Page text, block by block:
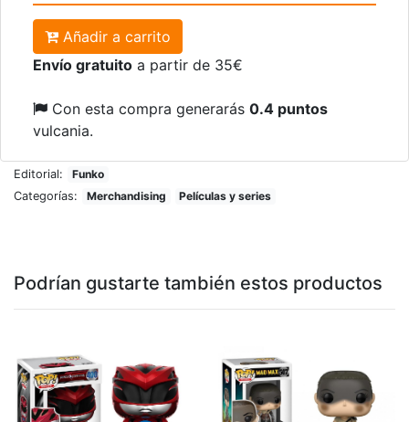
Añadir a carrito
Envío gratuito a partir de 35€
Con esta compra generarás 0.4 puntos
vulcania.
Editorial:
Funko
Categorías:
Merchandising Películas y series
Podrían gustarte también estos productos